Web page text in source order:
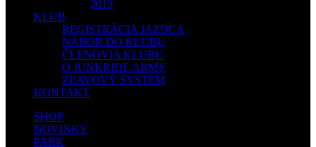
2013
KLUB
REGISTRÁCIA JAZDCA
NÁBOR DO KLUBU
ČLENOVIA KLUBU
O JUNKRIDE ARMY
ZĽAVOVÝ SYSTÉM
KONTAKT
SHOP
NOVINKY
PARK